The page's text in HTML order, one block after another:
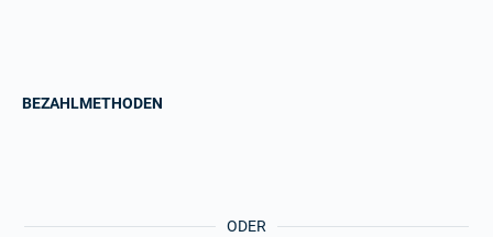
ODER
BEZAHLMETHODEN